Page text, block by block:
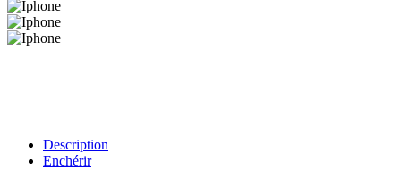
Description
Enchérir